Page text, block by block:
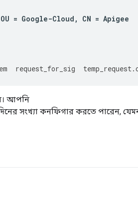
OU = Google-Cloud , CN = Apigee
request_for_sig temp_request.
আপনি
দিনের সংখ্যা কনফিগার করতে পারেন,